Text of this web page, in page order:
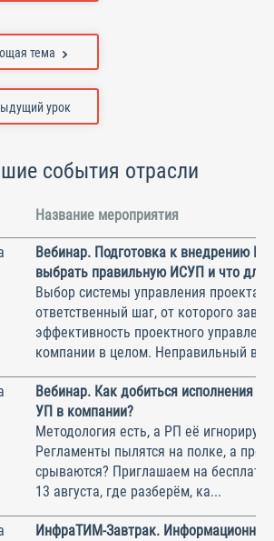
урок
тема
события отрасли
Название мероприятия
Вебинар. Подготовка к внедрению
выбрать правильную ИСУП и что для
Выбор системы управления
ответственный шаг, от которого
эффективность проектного
компании в целом. Неправильный
Вебинар. Как добиться исполнения
УП в компании?
Методология есть, а РП её
Регламенты пылятся на полке, а
срываются? Приглашаем на
13 августа, где разберём, ка...
ИнфраТИМ-Завтрак.